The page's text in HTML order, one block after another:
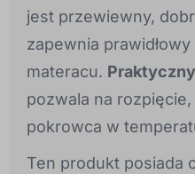
jest przewiewny,
zapewnia
materacu.
pozwala na
pokrowca w
Ten produkt posiada